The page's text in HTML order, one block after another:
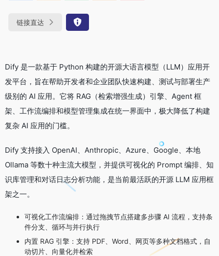
链接直达
Dify 是一款基于 Python 构建的开源大语言模型（LLM）应用开
发平台，旨在帮助开发者和企业团队快速构建、测试与部署生产
级别的 AI 应用。它将 RAG（检索增强生成）引擎、Agent 框
架、工作流编排和模型管理集成在统一界面中，极大降低了构建
复杂 AI 应用的门槛。
Dify 支持接入 OpenAI、Anthropic、Azure、Google、本地
Ollama 等数十种主流大模型，并提供可视化的 Prompt 编排、知
识库管理和对话日志分析功能，是当前最活跃的开源 LLM 应用框
架之一。
可视化工作流编排：通过拖拽节点搭建多步骤 AI 流程，支持条
件分支、循环与并行执行
内置 RAG 引擎：支持 PDF、Word、网页等多种文档格式，自
动切片、向量化并检索